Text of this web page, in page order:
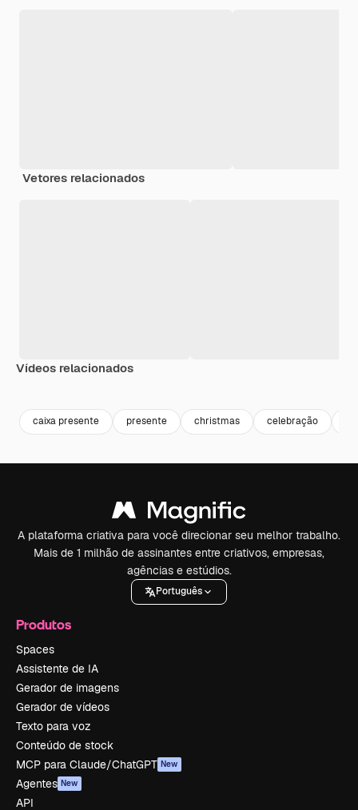
Vetores relacionados
Vídeos relacionados
caixa presente presente christmas celebração
A plataforma criativa para você direcionar seu melhor trabalho.
Mais de 1 milhão de assinantes entre criativos, empresas,
agências e estúdios.
Português
Produtos
Spaces
Assistente de IA
Gerador de imagens
Gerador de vídeos
Texto para voz
Conteúdo de stock
MCP para Claude/ChatGPT New
Agentes New
API